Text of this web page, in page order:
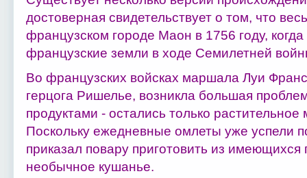
достоверная свидетельствует о том, что
французском городе Маон в 1756 году,
французские земли в ходе Семилетней
Во французских войсках маршала Луи
герцога Ришелье, возникла большая
продуктами - остались только
Поскольку ежедневные омлеты уже успели
приказал повару приготовить из имеющихся
необычное кушанье.